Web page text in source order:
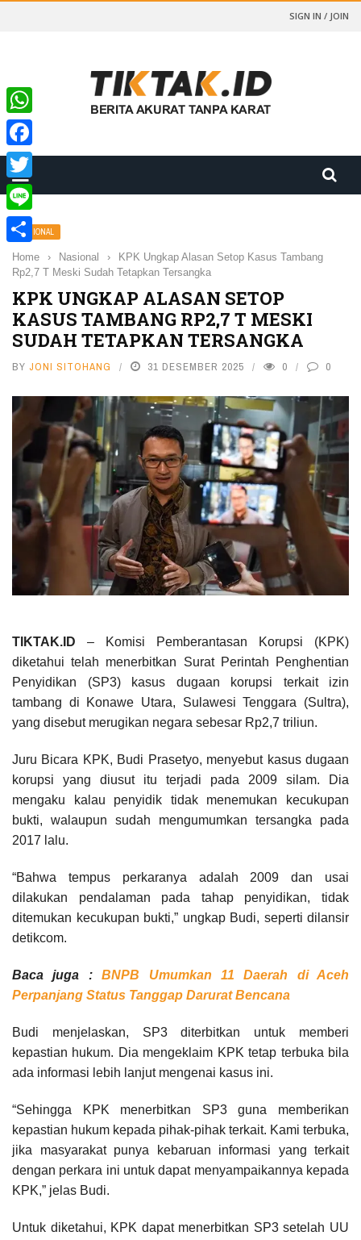
SIGN IN / JOIN
NASIONAL
Home › Nasional ›
KPK Ungkap Alasan Setop Kasus Tambang
Rp2,7 T Meski Sudah Tetapkan Tersangka
KPK UNGKAP ALASAN SETOP
KASUS TAMBANG RP2,7 T MESKI
SUDAH TETAPKAN TERSANGKA
BY JONI SITOHANG 31 DESEMBER 2025 0 0
TIKTAK.ID – Komisi Pemberantasan Korupsi (KPK)
diketahui telah menerbitkan Surat Perintah Penghentian
Penyidikan (SP3) kasus dugaan korupsi terkait izin
tambang di Konawe Utara, Sulawesi Tenggara (Sultra),
yang disebut merugikan negara sebesar Rp2,7 triliun.
Juru Bicara KPK, Budi Prasetyo, menyebut kasus dugaan
korupsi yang diusut itu terjadi pada 2009 silam. Dia
mengaku kalau penyidik tidak menemukan kecukupan
bukti, walaupun sudah mengumumkan tersangka pada
2017 lalu.
“Bahwa tempus perkaranya adalah 2009 dan usai
dilakukan pendalaman pada tahap penyidikan, tidak
ditemukan kecukupan bukti,” ungkap Budi, seperti dilansir
detikcom.
Baca juga :BNPB Umumkan 11 Daerah di Aceh
Perpanjang Status Tanggap Darurat Bencana
Budi menjelaskan, SP3 diterbitkan untuk memberi
kepastian hukum. Dia mengeklaim KPK tetap terbuka bila
ada informasi lebih lanjut mengenai kasus ini.
“Sehingga KPK menerbitkan SP3 guna memberikan
kepastian hukum kepada pihak-pihak terkait. Kami terbuka,
jika masyarakat punya kebaruan informasi yang terkait
dengan perkara ini untuk dapat menyampaikannya kepada
KPK,” jelas Budi.
Untuk diketahui, KPK dapat menerbitkan SP3 setelah UU
WhatsApp
Facebook
Twitter
Line
Share